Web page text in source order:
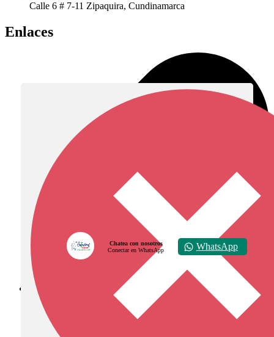
Calle 6 # 7-11 Zipaquira, Cundinamarca
Enlaces
Diócesis de Zipaquirá
Chatea con nosotros
Conectar en WhatsApp
WhatsApp